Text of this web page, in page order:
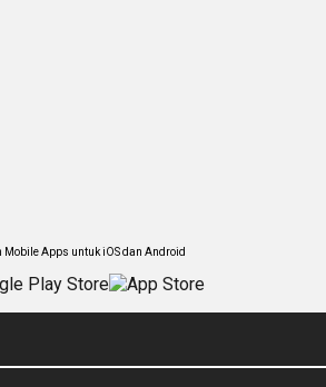
Mobile Apps untuk iOS dan Android